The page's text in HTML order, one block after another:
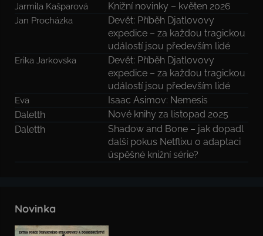
Jarmila Kašparová Knižní novinky – květen 2026
Jan Procházka
Devět: Příběh Djatlovovy
expedice – za každou tragickou
událostí jsou především lidé
Erika Jarkovska
Devět: Příběh Djatlovovy
expedice – za každou tragickou
událostí jsou především lidé
Eva
Isaac Asimov: Nemesis
Daletth
Nové knihy za listopad 2025
Daletth
Shadow and Bone – jak dopadl
další pokus Netflixu o adaptaci
úspěšné knižní série?
Novinka